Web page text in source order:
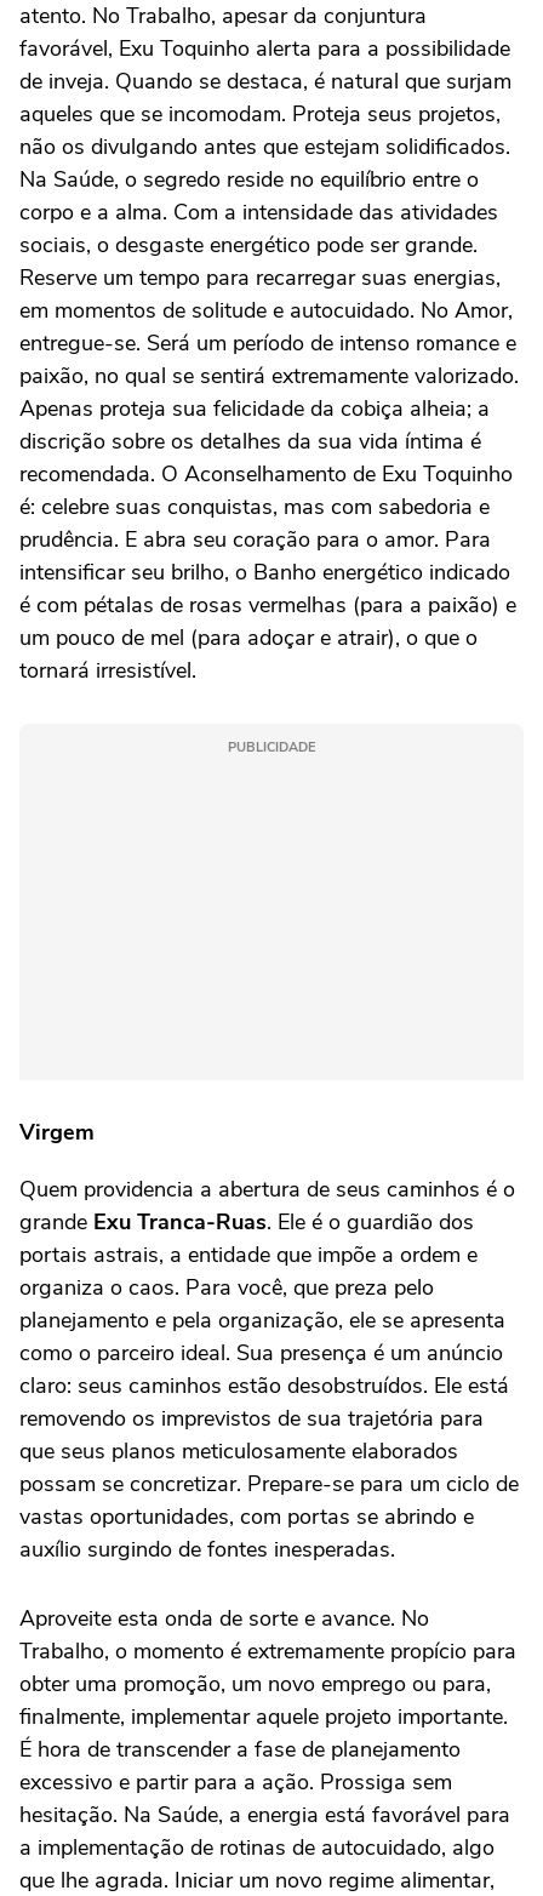
atento. No Trabalho, apesar da conjuntura
favorável, Exu Toquinho alerta para a possibilidade
de inveja. Quando se destaca, é natural que surjam
aqueles que se incomodam. Proteja seus projetos,
não os divulgando antes que estejam solidificados.
Na Saúde, o segredo reside no equilíbrio entre o
corpo e a alma. Com a intensidade das atividades
sociais, o desgaste energético pode ser grande.
Reserve um tempo para recarregar suas energias,
em momentos de solitude e autocuidado. No Amor,
entregue-se. Será um período de intenso romance e
paixão, no qual se sentirá extremamente valorizado.
Apenas proteja sua felicidade da cobiça alheia; a
discrição sobre os detalhes da sua vida íntima é
recomendada. O Aconselhamento de Exu Toquinho
é: celebre suas conquistas, mas com sabedoria e
prudência. E abra seu coração para o amor. Para
intensificar seu brilho, o Banho energético indicado
é com pétalas de rosas vermelhas (para a paixão) e
um pouco de mel (para adoçar e atrair), o que o
tornará irresistível.
PUBLICIDADE
Virgem
Quem providencia a abertura de seus caminhos é o
grande Exu Tranca-Ruas. Ele é o guardião dos
portais astrais, a entidade que impõe a ordem e
organiza o caos. Para você, que preza pelo
planejamento e pela organização, ele se apresenta
como o parceiro ideal. Sua presença é um anúncio
claro: seus caminhos estão desobstruídos. Ele está
removendo os imprevistos de sua trajetória para
que seus planos meticulosamente elaborados
possam se concretizar. Prepare-se para um ciclo de
vastas oportunidades, com portas se abrindo e
auxílio surgindo de fontes inesperadas.
Aproveite esta onda de sorte e avance. No
Trabalho, o momento é extremamente propício para
obter uma promoção, um novo emprego ou para,
finalmente, implementar aquele projeto importante.
É hora de transcender a fase de planejamento
excessivo e partir para a ação. Prossiga sem
hesitação. Na Saúde, a energia está favorável para
a implementação de rotinas de autocuidado, algo
que lhe agrada. Iniciar um novo regime alimentar,